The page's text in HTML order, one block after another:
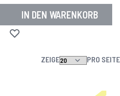
IN DEN WARENKORB
Zur Wunschliste hinzufügen
ZEIGE PRO SEITE